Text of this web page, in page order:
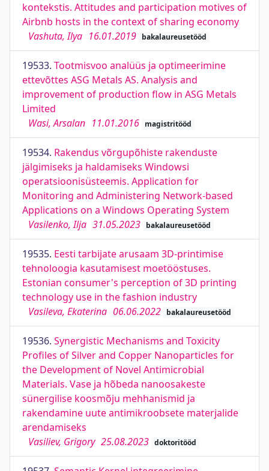
kontekstis. Attitudes and participation motives of
Airbnb hosts in the context of sharing economy
Vashuta, Ilya 16.01.2019 bakalaureusetööd
19533. Tootmisvoo analüüs ja optimeerimine
ettevõttes ASG Metals AS. Analysis and
improvement of production flow in ASG Metals
Limited
Wasi, Arsalan 11.01.2016 magistritööd
19534. Rakendus võrgupõhiste rakenduste
jälgimiseks ja haldamiseks Windowsi
operatsioonisüsteemis. Application for
Monitoring and Administering Network-based
Applications on a Windows Operating System
Vasilenko, Ilja 31.05.2023 bakalaureusetööd
19535. Eesti tarbijate arusaam 3D-printimise
tehnoloogia kasutamisest moetööstuses.
Estonian consumer's perception of 3D printing
technology use in the fashion industry
Vasileva, Ekaterina 06.06.2022 bakalaureusetööd
19536. Synergistic Mechanisms and Toxicity
Profiles of Silver and Copper Nanoparticles for
the Development of Novel Antimicrobial
Materials. Vase ja hõbeda nanoosakeste
sünergilise koosmõju mehhanismid ja
rakendamine uute antimikroobsete materjalide
arendamiseks
Vasiliev, Grigory 25.08.2023 doktoritööd